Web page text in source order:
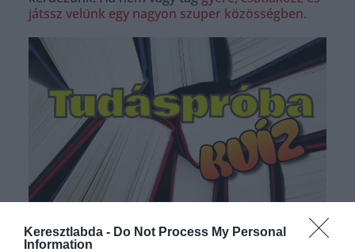
Keresztlabda - Do Not Process My Personal
Information
játssz velünk egy nagyon szuper közösségben.